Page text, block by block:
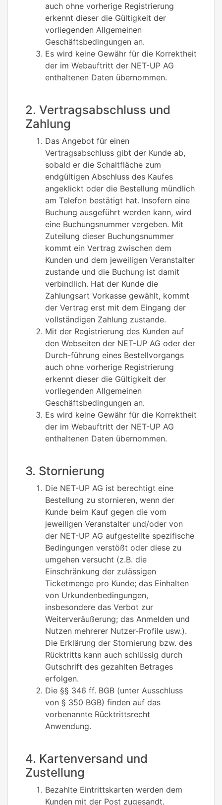
auch ohne vorherige Registrierung
erkennt dieser die Gültigkeit der
vorliegenden Allgemeinen
Geschäftsbedingungen an.
Es wird keine Gewähr für die Korrektheit
der im Webauftritt der NET-UP AG
enthaltenen Daten übernommen.
2. Vertragsabschluss und
Zahlung
Das Angebot für einen
Vertragsabschluss gibt der Kunde ab,
sobald er die Schaltfläche zum
endgültigen Abschluss des Kaufes
angeklickt oder die Bestellung mündlich
am Telefon bestätigt hat. Insofern eine
Buchung ausgeführt werden kann, wird
eine Buchungsnummer vergeben. Mit
Zuteilung dieser Buchungsnummer
kommt ein Vertrag zwischen dem
Kunden und dem jeweiligen Veranstalter
zustande und die Buchung ist damit
verbindlich. Hat der Kunde die
Zahlungsart Vorkasse gewählt, kommt
der Vertrag erst mit dem Eingang der
vollständigen Zahlung zustande.
Mit der Registrierung des Kunden auf
den Webseiten der NET-UP AG oder der
Durch-führung eines Bestellvorgangs
auch ohne vorherige Registrierung
erkennt dieser die Gültigkeit der
vorliegenden Allgemeinen
Geschäftsbedingungen an.
Es wird keine Gewähr für die Korrektheit
der im Webauftritt der NET-UP AG
enthaltenen Daten übernommen.
3. Stornierung
Die NET-UP AG ist berechtigt eine
Bestellung zu stornieren, wenn der
Kunde beim Kauf gegen die vom
jeweiligen Veranstalter und/oder von
der NET-UP AG aufgestellte spezifische
Bedingungen verstößt oder diese zu
umgehen versucht (z.B. die
Einschränkung der zulässigen
Ticketmenge pro Kunde; das Einhalten
von Urkundenbedingungen,
insbesondere das Verbot zur
Weiterveräußerung; das Anmelden und
Nutzen mehrerer Nutzer-Profile usw.).
Die Erklärung der Stornierung bzw. des
Rücktritts kann auch schlüssig durch
Gutschrift des gezahlten Betrages
erfolgen.
Die §§ 346 ff. BGB (unter Ausschluss
von § 350 BGB) finden auf das
vorbenannte Rücktrittsrecht
Anwendung.
4. Kartenversand und
Zustellung
Bezahlte Eintrittskarten werden dem
Kunden mit der Post zugesandt.